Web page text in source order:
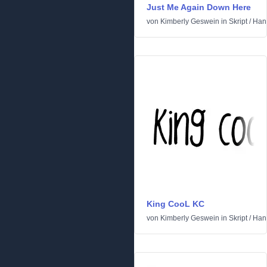
Just Me Again Down Here
von Kimberly Geswein in Skript/
King CooL KC
von Kimberly Geswein in Skript/